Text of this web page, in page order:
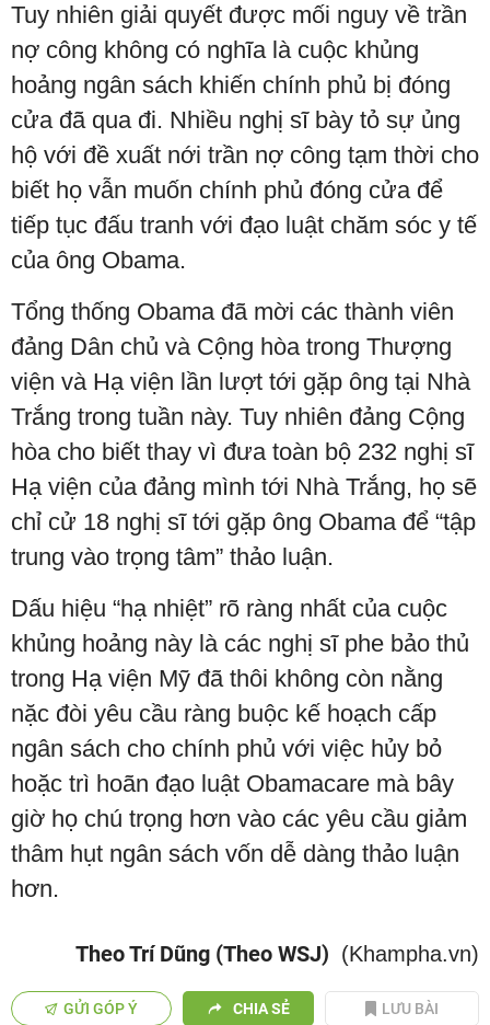
Tuy nhiên giải quyết được mối nguy về trần
nợ công không có nghĩa là cuộc khủng
hoảng ngân sách khiến chính phủ bị đóng
cửa đã qua đi. Nhiều nghị sĩ bày tỏ sự ủng
hộ với đề xuất nới trần nợ công tạm thời cho
biết họ vẫn muốn chính phủ đóng cửa để
tiếp tục đấu tranh với đạo luật chăm sóc y tế
của ông Obama.
Tổng thống Obama đã mời các thành viên
đảng Dân chủ và Cộng hòa trong Thượng
viện và Hạ viện lần lượt tới gặp ông tại Nhà
Trắng trong tuần này. Tuy nhiên đảng Cộng
hòa cho biết thay vì đưa toàn bộ 232 nghị sĩ
Hạ viện của đảng mình tới Nhà Trắng, họ sẽ
chỉ cử 18 nghị sĩ tới gặp ông Obama để “tập
trung vào trọng tâm” thảo luận.
Dấu hiệu “hạ nhiệt” rõ ràng nhất của cuộc
khủng hoảng này là các nghị sĩ phe bảo thủ
trong Hạ viện Mỹ đã thôi không còn nằng
nặc đòi yêu cầu ràng buộc kế hoạch cấp
ngân sách cho chính phủ với việc hủy bỏ
hoặc trì hoãn đạo luật Obamacare mà bây
giờ họ chú trọng hơn vào các yêu cầu giảm
thâm hụt ngân sách vốn dễ dàng thảo luận
hơn.
Theo Trí Dũng (Theo WSJ) (Khampha.vn)
GỬI GÓP Ý CHIA SẺ LƯU BÀI